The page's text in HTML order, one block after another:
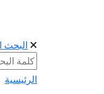
البحث
الرئيسية